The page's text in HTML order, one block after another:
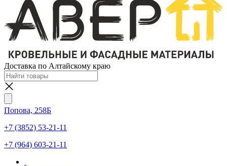
Доставка по Алтайскому краю
Попова, 258Б
+7 (3852) 53-21-11
+7 (964) 603-21-11